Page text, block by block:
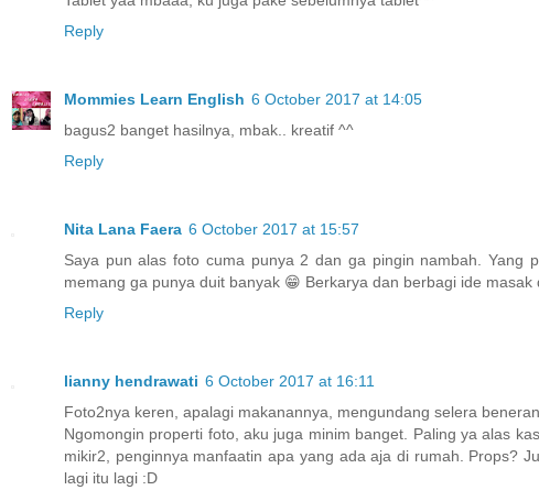
Reply
Mommies Learn English 6 October 2017 at 14:05
bagus2 banget hasilnya, mbak.. kreatif ^^
Reply
Nita Lana Faera 6 October 2017 at 15:57
Saya pun alas foto cuma punya 2 dan ga pingin nambah. Yang
memang ga punya duit banyak 😁 Berkarya dan berbagi ide
Reply
lianny hendrawati 6 October 2017 at 16:11
Foto2nya keren, apalagi makanannya, mengundang selera beneran
Ngomongin properti foto, aku juga minim banget. Paling ya alas
mikir2, penginnya manfaatin apa yang ada aja di rumah. Props?
lagi itu lagi :D